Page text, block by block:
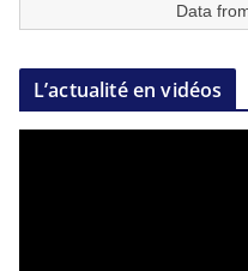
Data
L’actualité en vidéos